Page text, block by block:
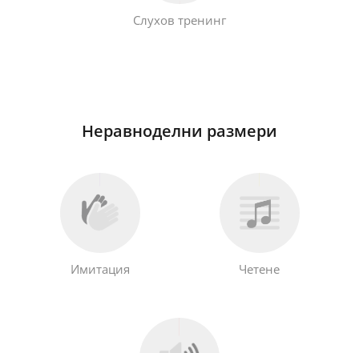
Слухов тренинг
Неравноделни размери
Имитация Четене